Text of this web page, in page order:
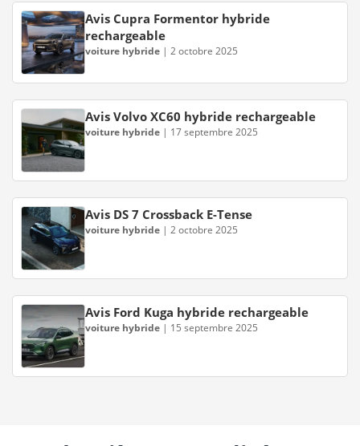
Avis Cupra Formentor hybride
rechargeable
voiture hybride | 2 octobre 2025
Avis Volvo XC60 hybride rechargeable
voiture hybride | 17 septembre 2025
Avis DS 7 Crossback E-Tense
voiture hybride | 2 octobre 2025
Avis Ford Kuga hybride rechargeable
voiture hybride | 15 septembre 2025